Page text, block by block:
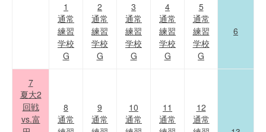
1
通常
練習
学校
G
2
通常
練習
学校
G
3
通常
練習
学校
G
4
通常
練習
学校
G
5
通常
練習
学校
G
6
7
夏大2
回戦
vs.富
8
通常
9
通常
10
通常
11
通常
12
通常